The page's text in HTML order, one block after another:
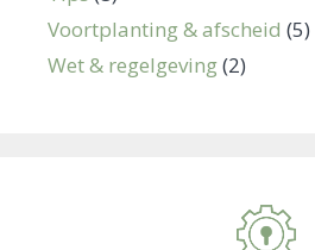
Voortplanting & afscheid (5)
Wet & regelgeving(2)